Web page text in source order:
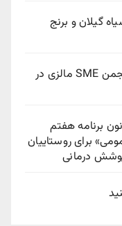
گیلان و برنج
محمدرضا باقری مدیر روابط عمومی انجمن SME مالزی در
برنامه هفتم
برای روستاییان
درمانی